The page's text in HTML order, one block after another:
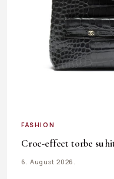
FASHION
Croc-effect torbe su
6. August 2026.